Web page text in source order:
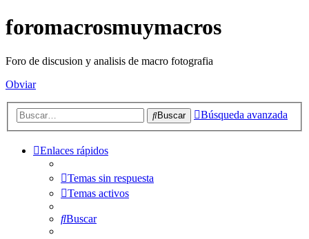
foromacrosmuymacros
Foro de discusion y analisis de macro fotografia
Obviar
Buscar Búsqueda avanzada
Enlaces rápidos
Temas sin respuesta
Temas activos
Buscar